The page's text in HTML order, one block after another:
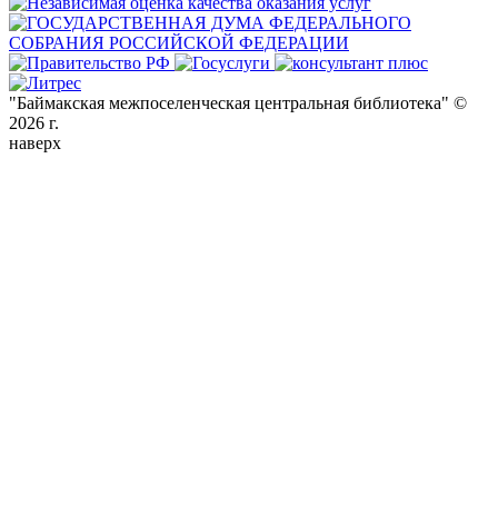
"Баймакская межпоселенческая центральная библиотека" ©
2026 г.
наверх